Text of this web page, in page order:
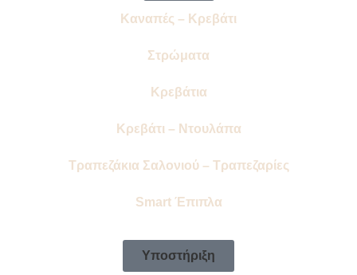
Καναπές – Κρεβάτι
Στρώματα
Κρεβάτια
Κρεβάτι – Ντουλάπα
Τραπεζάκια Σαλονιού – Τραπεζαρίες
Smart Έπιπλα
Υποστήριξη